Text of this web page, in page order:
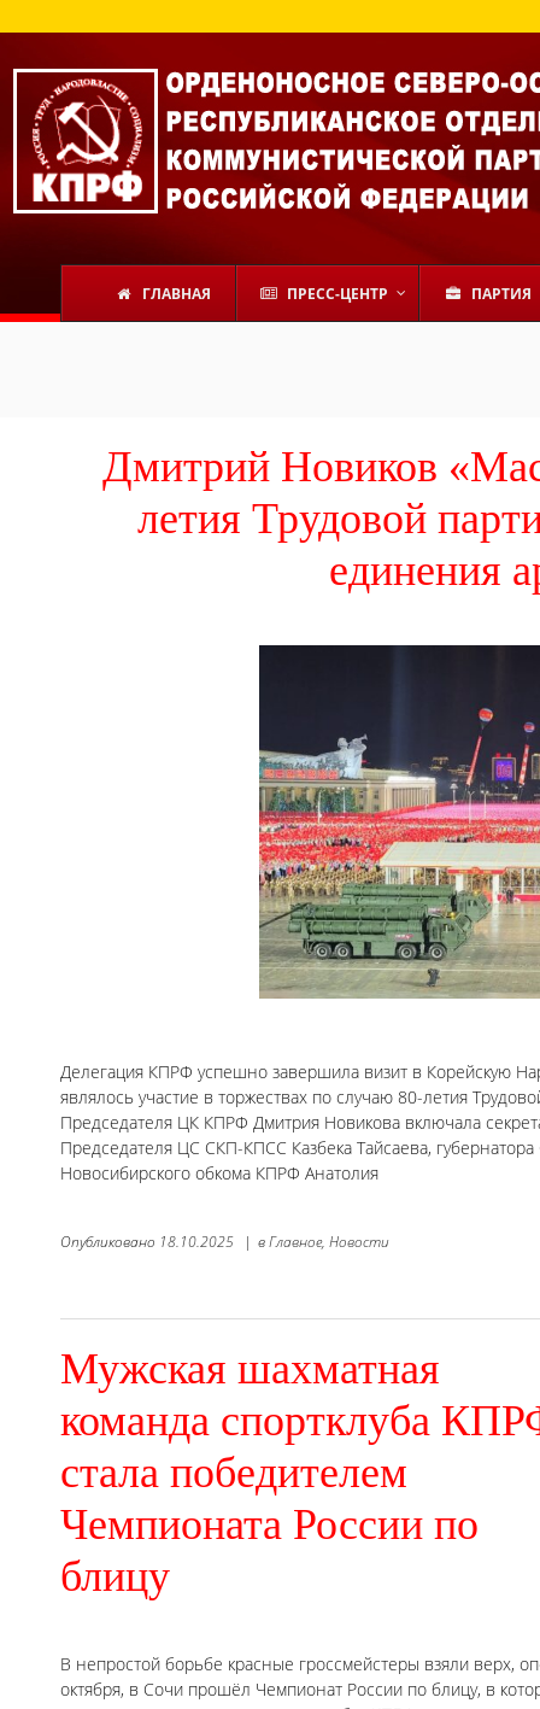
ГЛАВНАЯ ПРЕСС-ЦЕНТР ПАРТИЯ
Дмитрий Новиков
летия Трудовой
единения
Делегация КПРФ успешно завершила визит в Корейскую
являлось участие в торжествах по случаю 80-летия
Председателя ЦК КПРФ Дмитрия Новикова включала
Председателя ЦС СКП-КПСС Казбека Тайсаева,
Новосибирского обкома КПРФ Анатолия
Опубликовано 18.10.2025 | вГлавное, Новости
Мужская шахматная
команда спортклуба
стала победителем
Чемпионата России по
блицу
В непростой борьбе красные гроссмейстеры взяли верх,
октября, в Сочи прошёл Чемпионат России по блицу, в